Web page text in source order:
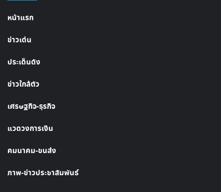
หน้าแรก
ข่าวเด่น
ประเด็นดัง
ข่าวใกล้ตัว
เศรษฐกิจ-ธุรกิจ
แวดวงการเงิน
คมนาคม-ขนส่ง
ภาพ-ข่าวประชาสัมพันธ์